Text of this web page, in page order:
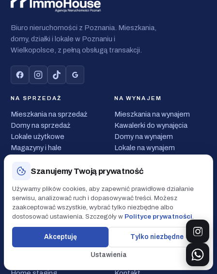
Biuro nieruchomości z Poznania. Mieszkania,
domy, działki i lokale w Poznaniu i
Wielkopolsce, z pełną obsługą transakcji.
NA SPRZEDAŻ
Mieszkania na sprzedaż
Domy na sprzedaż
Lokale użytkowe
Magazyny i hale
Mieszkania w Poznaniu
NA WYNAJEM
Mieszkania na wynajem
Kawalerki do wynajęcia
Domy na wynajem
Lokale na wynajem
Zarządzanie najmem
USŁUGI
Nasza oferta
Sprzedaż nieruchomości
Kupno nieruchomości
FIRMA
O nas
Nasz zespół
Aktualności
Opinie klientów
Szanujemy Twoją prywatność
Używamy plików cookies, aby zapewnić prawidłowe działanie
serwisu, analizować ruch i dopasowywać treści. Możesz
zaakceptować wszystkie, wybrać tylko niezbędne albo
dostosować ustawienia. Szczegóły w Polityce prywatności.
Akceptuję Tylko niezbędne
Ustawienia